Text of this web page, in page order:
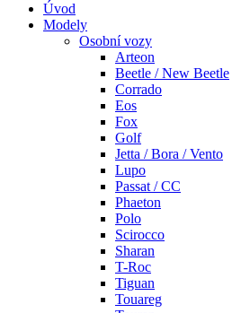
Úvod
Modely
Osobní vozy
Arteon
Beetle / New Beetle
Corrado
Eos
Fox
Golf
Jetta / Bora / Vento
Lupo
Passat / CC
Phaeton
Polo
Scirocco
Sharan
T-Roc
Tiguan
Touareg